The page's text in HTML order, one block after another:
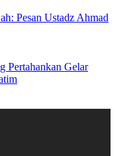
Pesan Ustadz Ahmad
Pertahankan Gelar